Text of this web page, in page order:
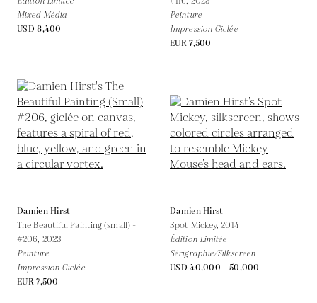
Mixed Média
USD 8,400
Peinture
Impression Giclée
EUR 7,500
Damien Hirst
The Beautiful Painting (small) -
#206, 2023
Peinture
Impression Giclée
EUR 7,500
Damien Hirst
Spot Mickey,2014
Édition Limitée
Sérigraphie/Silkscreen
USD 40,000 - 50,000